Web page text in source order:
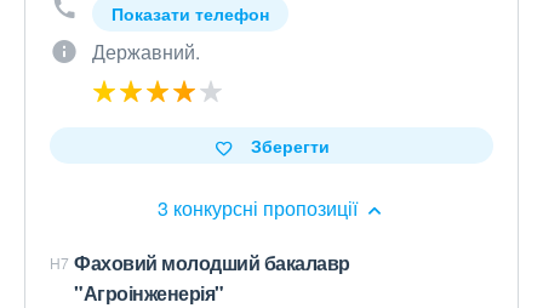
Показати телефон
Державний.
3 конкурсні пропозиції
Зберегти
H7 Фаховий молодший бакалавр
"Агроінженерія"